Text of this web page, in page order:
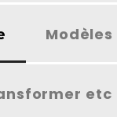
etc